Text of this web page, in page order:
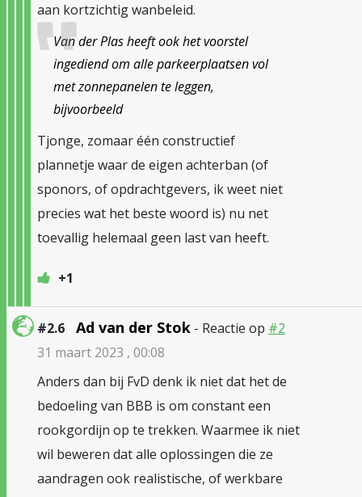
aan kortzichtig wanbeleid.
Van der Plas heeft ook het voorstel
ingediend om alle parkeerplaatsen vol
met zonnepanelen te leggen,
bijvoorbeeld
Tjonge, zomaar één constructief
plannetje waar de eigen achterban (of
sponors, of opdrachtgevers, ik weet niet
precies wat het beste woord is) nu net
toevallig helemaal geen last van heeft.
+1
#2.6 Ad van der Stok - Reactie op #2
31 maart 2023 , 00:08
Anders dan bij FvD denk ik niet dat het de
bedoeling van BBB is om constant een
rookgordijn op te trekken. Waarmee ik niet
wil beweren dat alle oplossingen die ze
aandragen ook realistische, of werkbare